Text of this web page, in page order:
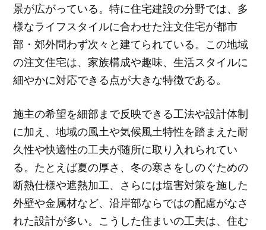
景が広がっている。特に住宅建設の分野では、多
様なライフスタイルに合わせた注文住宅が都市
部・郊外問わず次々と建てられている。この地域
の注文住宅は、家族構成や趣味、生活スタイルに
細やかに対応できる点が大きな特徴である。
施主の希望を細部まで反映できる工法や設計体制
に加え、地域の風土や気候風土特性を踏まえた耐
久性や快適性の工夫が随所に取り入れられてい
る。たとえば夏の厚さ、冬の寒さをしのぐための
断熱仕様や遮熱加工、さらには塩害対策を施した
外壁や金属材など、沿岸部ならではの配慮がなさ
れた設計が多い。こうした住まいの工夫は、住む